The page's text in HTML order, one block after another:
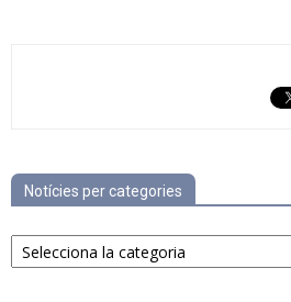
Notícies per categories
Notícies
per